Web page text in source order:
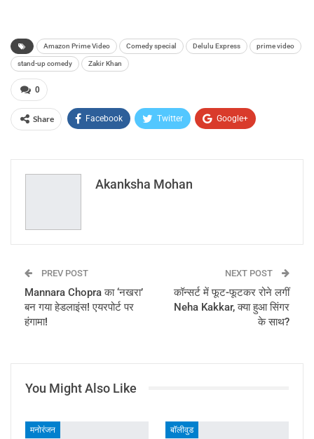
Amazon Prime Video Comedy special Delulu Express prime video
stand-up comedy Zakir Khan
0
Share Facebook Twitter Google+
Email
Akanksha Mohan
PREV POST
Mannara Chopra का ‘नखरा’
बन गया हेडलाइंस! एयरपोर्ट पर
हंगामा!
NEXT POST
कॉन्सर्ट में फूट-फूटकर रोने लगीं
Neha Kakkar, क्या हुआ सिंगर
के साथ?
You Might Also Like
मनोरंजन बॉलीवुड